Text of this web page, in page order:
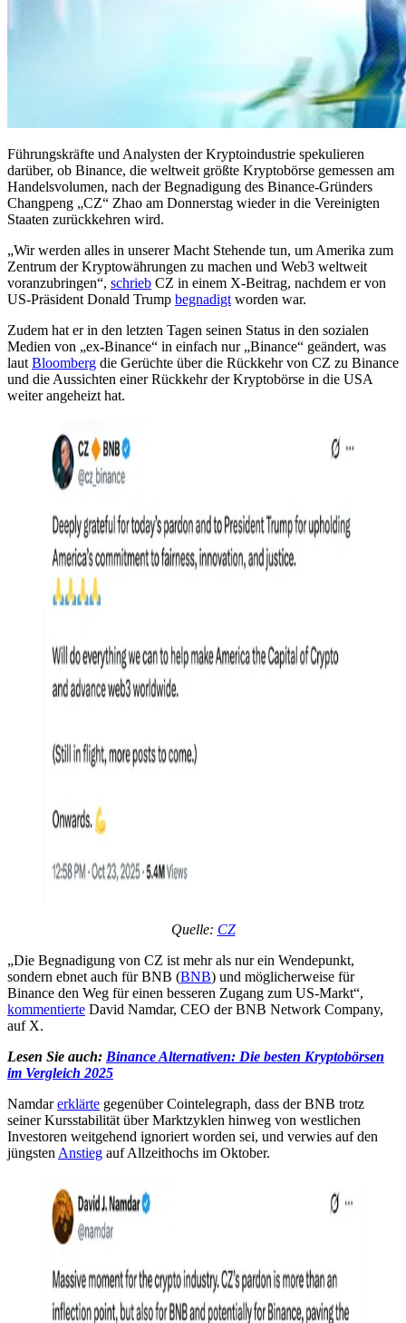
Führungskräfte und Analysten der Kryptoindustrie spekulieren
darüber, ob Binance, die weltweit größte Kryptobörse gemessen am
Handelsvolumen, nach der Begnadigung des Binance-Gründers
Changpeng „CZ“ Zhao am Donnerstag wieder in die Vereinigten
Staaten zurückkehren wird.
„Wir werden alles in unserer Macht Stehende tun, um Amerika zum
Zentrum der Kryptowährungen zu machen und Web3 weltweit
voranzubringen“, schrieb CZ in einem X-Beitrag, nachdem er von
US-Präsident Donald Trump begnadigt worden war.
Zudem hat er in den letzten Tagen seinen Status in den sozialen
Medien von „ex-Binance“ in einfach nur „Binance“ geändert, was
laut Bloomberg die Gerüchte über die Rückkehr von CZ zu Binance
und die Aussichten einer Rückkehr der Kryptobörse in die USA
weiter angeheizt hat.
Quelle: CZ
„Die Begnadigung von CZ ist mehr als nur ein Wendepunkt,
sondern ebnet auch für BNB (BNB) und möglicherweise für
Binance den Weg für einen besseren Zugang zum US-Markt“,
kommentierte David Namdar, CEO der BNB Network Company,
auf X.
Lesen Sie auch: Binance Alternativen: Die besten Kryptobörsen
im Vergleich 2025
Namdarerklärte gegenüber Cointelegraph, dass der BNB trotz
seiner Kursstabilität über Marktzyklen hinweg von westlichen
Investoren weitgehend ignoriert worden sei, und verwies auf den
jüngsten Anstieg auf Allzeithochs im Oktober.